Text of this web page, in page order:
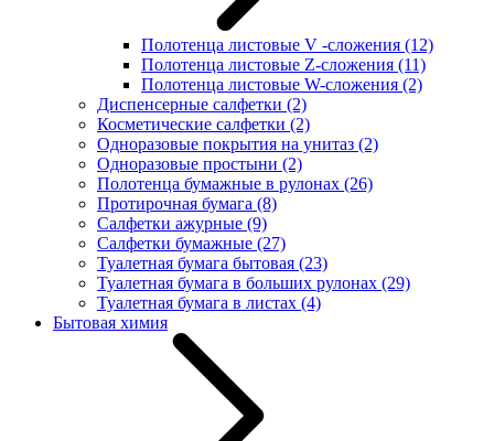
Полотенца листовые V -сложения (12)
Полотенца листовые Z-сложения (11)
Полотенца листовые W-сложения (2)
Диспенсерные салфетки (2)
Косметические салфетки (2)
Одноразовые покрытия на унитаз (2)
Одноразовые простыни (2)
Полотенца бумажные в рулонах (26)
Протирочная бумага (8)
Салфетки ажурные (9)
Салфетки бумажные (27)
Туалетная бумага бытовая (23)
Туалетная бумага в больших рулонах (29)
Туалетная бумага в листах (4)
Бытовая химия